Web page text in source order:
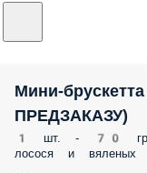
Мини-
ПРЕДЗАКАЗУ)
1 шт. - 70 гр.
лосося и